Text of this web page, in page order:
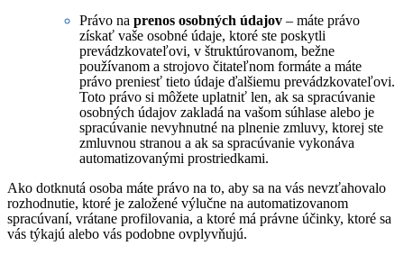
Právo na prenos osobných údajov – máte právo
získať vaše osobné údaje, ktoré ste poskytli
prevádzkovateľovi, v štruktúrovanom, bežne
používanom a strojovo čitateľnom formáte a máte
právo preniesť tieto údaje ďalšiemu prevádzkovateľovi.
Toto právo si môžete uplatniť len, ak sa spracúvanie
osobných údajov zakladá na vašom súhlase alebo je
spracúvanie nevyhnutné na plnenie zmluvy, ktorej ste
zmluvnou stranou a ak sa spracúvanie vykonáva
automatizovanými prostriedkami.
Ako dotknutá osoba máte právo na to, aby sa na vás nevzťahovalo
rozhodnutie, ktoré je založené výlučne na automatizovanom
spracúvaní, vrátane profilovania, a ktoré má právne účinky, ktoré sa
vás týkajú alebo vás podobne ovplyvňujú.